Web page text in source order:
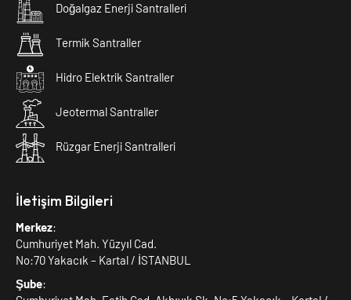
Doğalgaz Enerji Santralleri
Termik Santraller
Hidro Elektrik Santraller
Jeotermal Santraller
Rüzgar Enerji Santralleri
İletişim Bilgileri
Merkez:
Cumhuriyet Mah. Yüzyıl Cad.
No:70 Yakacık – Kartal / İSTANBUL
Şube: